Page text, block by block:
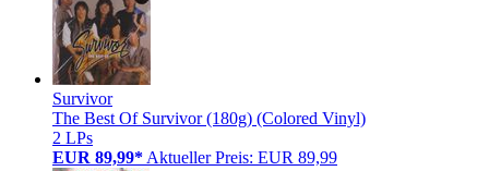
Survivor
The Best Of Survivor (180g) (Colored Vinyl)
2 LPs
EUR 89,99* Aktueller Preis: EUR 89,99